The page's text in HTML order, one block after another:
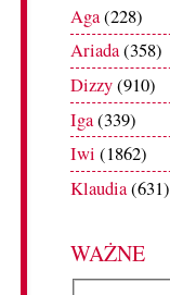
Aga(228)
Ariada(358)
Dizzy(910)
Iga(339)
Iwi (1862)
Klaudia(631)
WAŻNE